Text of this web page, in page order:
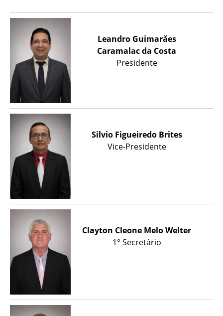
Leandro Guimarães
Caramalac da Costa
Presidente
Silvio Figueiredo Brites
Vice-Presidente
Clayton Cleone Melo Welter
1° Secretário